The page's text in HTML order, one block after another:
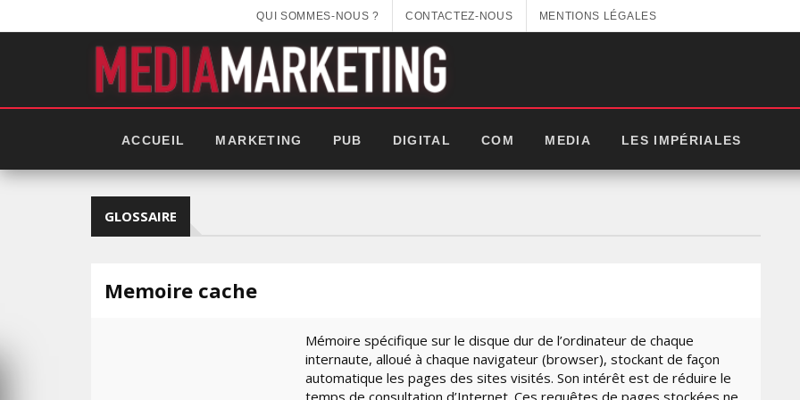
QUI SOMMES-NOUS ? CONTACTEZ-NOUS MENTIONS LÉGALES
ACCUEIL MARKETING PUB DIGITAL COM MEDIA LES IMPÉRIALES
GLOSSAIRE
Memoire cache
Mémoire spécifique sur le disque dur de l’ordinateur de chaque
internaute, alloué à chaque navigateur (browser), stockant de façon
automatique les pages des sites visités. Son intérêt est de réduire le
temps de consultation d’Internet. Ces requêtes de pages stockées ne
GITEX AFRICA : LES NOUVELLES